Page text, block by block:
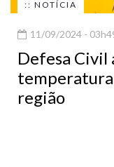
:: NOTÍCIA
11/09/2024 -
Defesa Civil
região